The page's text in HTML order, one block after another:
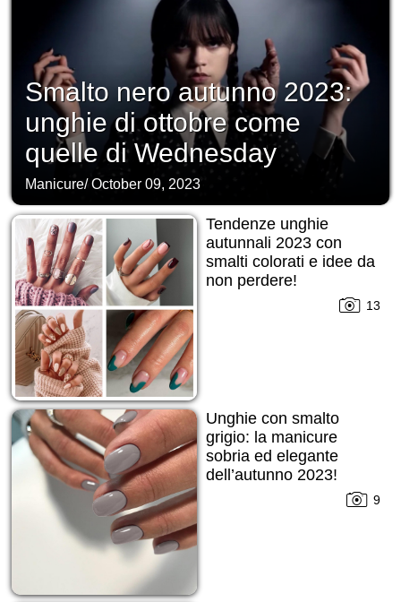
Smalto nero autunno 2023:
unghie di ottobre come
quelle di Wednesday
Manicure/October 09, 2023
Tendenze unghie
autunnali 2023 con
smalti colorati e idee da
non perdere!
13
Unghie con smalto
grigio: la manicure
sobria ed elegante
dell’autunno 2023!
9